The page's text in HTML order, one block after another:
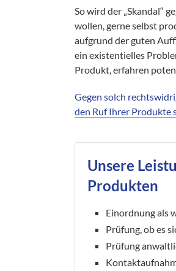
So wird der „Skandal“
wollen, gerne selbst
aufgrund der guten
ein existentielles
Produkt, erfahren
Gegen solch
den Ruf Ihrer Produkte
Unsere
Produkten
Einordnung als
Prüfung, ob es
Prüfung